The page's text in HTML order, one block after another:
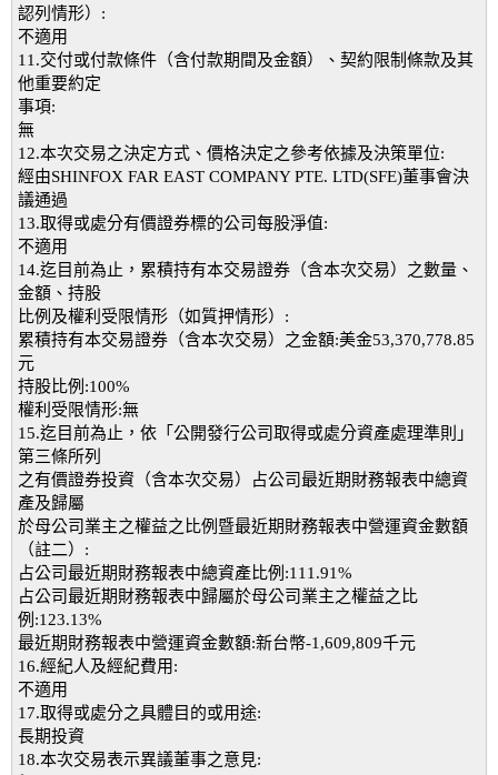
認列情形）:
不適用
11.交付或付款條件（含付款期間及金額）、契約限制條款及其
他重要約定
事項:
無
12.本次交易之決定方式、價格決定之參考依據及決策單位:
經由SHINFOX FAR EAST COMPANY PTE. LTD(SFE)董事會決
議通過
13.取得或處分有價證券標的公司每股淨值:
不適用
14.迄目前為止，累積持有本交易證券（含本次交易）之數量、
金額、持股
比例及權利受限情形（如質押情形）:
累積持有本交易證券（含本次交易）之金額:美金53,370,778.85
元
持股比例:100%
權利受限情形:無
15.迄目前為止，依「公開發行公司取得或處分資產處理準則」
第三條所列
之有價證券投資（含本次交易）占公司最近期財務報表中總資
產及歸屬
於母公司業主之權益之比例暨最近期財務報表中營運資金數額
（註二）:
占公司最近期財務報表中總資產比例:111.91%
占公司最近期財務報表中歸屬於母公司業主之權益之比
例:123.13%
最近期財務報表中營運資金數額:新台幣-1,609,809千元
16.經紀人及經紀費用:
不適用
17.取得或處分之具體目的或用途:
長期投資
18.本次交易表示異議董事之意見: